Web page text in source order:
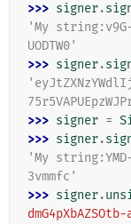
>>> signer.
'My string:v9G-
UODTW0'
>>> signer.
>>> signer =
>>> signer.
'My string:YMD-
3vmmfc'
>>> signer.